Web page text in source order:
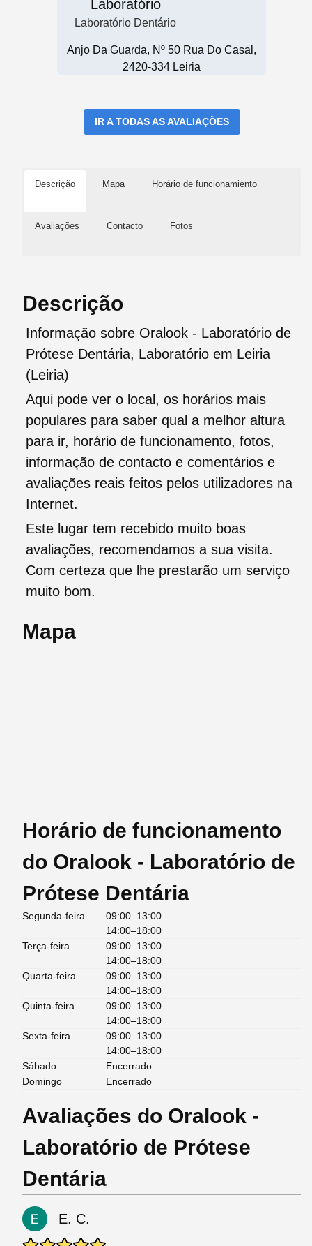
Laboratório
Laboratório Dentário
Anjo Da Guarda, Nº 50 Rua Do Casal,
2420-334 Leiria
IR A TODAS AS AVALIAÇÕES
Descrição Mapa Horário de funcionamiento
Avaliações Contacto Fotos
Descrição
Informação sobre Oralook - Laboratório de
Prótese Dentária, Laboratório em Leiria
(Leiria)
Aqui pode ver o local, os horários mais
populares para saber qual a melhor altura
para ir, horário de funcionamento, fotos,
informação de contacto e comentários e
avaliações reais feitos pelos utilizadores na
Internet.
Este lugar tem recebido muito boas
avaliações, recomendamos a sua visita.
Com certeza que lhe prestarão um serviço
muito bom.
Mapa
Horário de funcionamento
do Oralook - Laboratório de
Prótese Dentária
Segunda-feira
09:00–13:00
14:00–18:00
Terça-feira
09:00–13:00
14:00–18:00
Quarta-feira
09:00–13:00
14:00–18:00
Quinta-feira
09:00–13:00
14:00–18:00
Sexta-feira
09:00–13:00
14:00–18:00
Sábado
Encerrado
Domingo
Encerrado
Avaliações do Oralook -
Laboratório de Prótese
Dentária
E. C.